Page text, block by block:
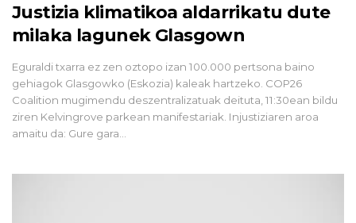
Justizia klimatikoa aldarrikatu dute
milaka lagunek Glasgown
Eguraldi txarra ez zen oztopo izan 100.000 pertsona baino
gehiagok Glasgowko (Eskozia) kaleak hartzeko. COP26
Coalition mugimendu deszentralizatuak deituta, 11:30ean bildu
ziren Kelvingrove parkean manifestariak. Injustiziaren aroa
amaitu da: Gure gara...